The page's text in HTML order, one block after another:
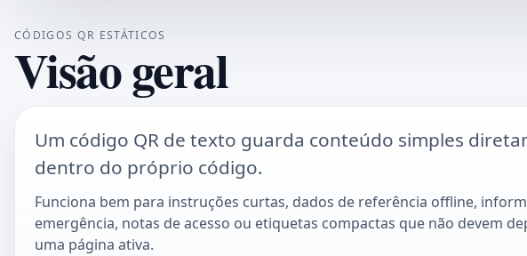
CÓDIGOS QR ESTÁTICOS
Visão geral
Um código QR de texto guarda conteúdo simples
dentro do próprio código.
Funciona bem para instruções curtas, dados de referência offline,
emergência, notas de acesso ou etiquetas compactas que não devem
uma página ativa.